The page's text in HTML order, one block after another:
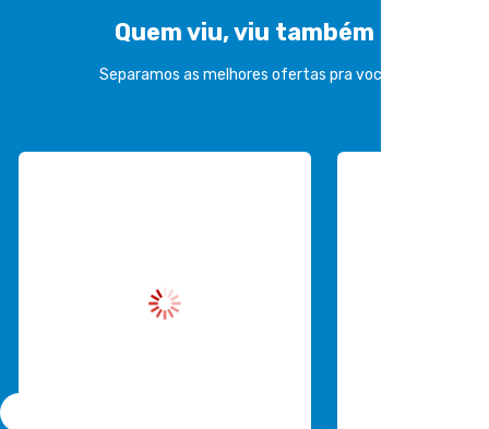
Quem viu, viu também
Separamos as melhores ofertas pra você